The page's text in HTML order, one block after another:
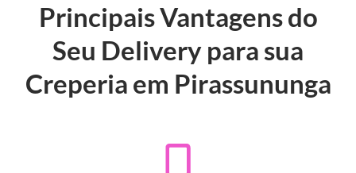
Principais Vantagens do
Seu Delivery para sua
Creperia em Pirassununga